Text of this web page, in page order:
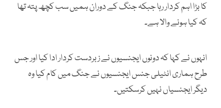
کا بڑا اہم کردار رہا جبکہ جنگ کے دوران ہمیں سب کچھ پتہ تھا
کہ کیا ہونے والا ہے۔
انہوں نے کہا کہ دونوں ایجنسیوں نے زبردست کردار ادا کیا اور جس
طرح ہماری انٹیلی جنس ایجنسیوں نے جنگ میں کام کیا وہ
دیگر ایجنسیاں نہیں کرسکتیں۔